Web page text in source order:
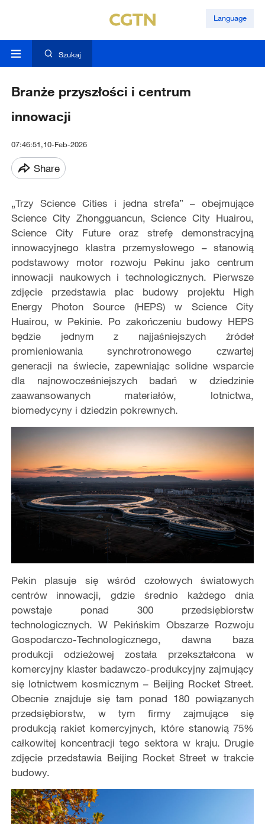
Language
Szukaj
Branże przyszłości i centrum
innowacji
07:46:51,10-Feb-2026
Share
„Trzy Science Cities i jedna strefa” – obejmujące
Science City Zhongguancun, Science City Huairou,
Science City Future oraz strefę demonstracyjną
innowacyjnego klastra przemysłowego – stanowią
podstawowy motor rozwoju Pekinu jako centrum
innowacji naukowych i technologicznych. Pierwsze
zdjęcie przedstawia plac budowy projektu High
Energy Photon Source (HEPS) w Science City
Huairou, w Pekinie. Po zakończeniu budowy HEPS
będzie jednym z najjaśniejszych źródeł
promieniowania synchrotronowego czwartej
generacji na świecie, zapewniając solidne wsparcie
dla najnowocześniejszych badań w dziedzinie
zaawansowanych materiałów, lotnictwa,
biomedycyny i dziedzin pokrewnych.
Pekin plasuje się wśród czołowych światowych
centrów innowacji, gdzie średnio każdego dnia
powstaje ponad 300 przedsiębiorstw
technologicznych. W Pekińskim Obszarze Rozwoju
Gospodarczo-Technologicznego, dawna baza
produkcji odzieżowej została przekształcona w
komercyjny klaster badawczo-produkcyjny zajmujący
się lotnictwem kosmicznym – Beijing Rocket Street.
Obecnie znajduje się tam ponad 180 powiązanych
przedsiębiorstw, w tym firmy zajmujące się
produkcją rakiet komercyjnych, które stanowią 75%
całkowitej koncentracji tego sektora w kraju. Drugie
zdjęcie przedstawia Beijing Rocket Street w trakcie
budowy.